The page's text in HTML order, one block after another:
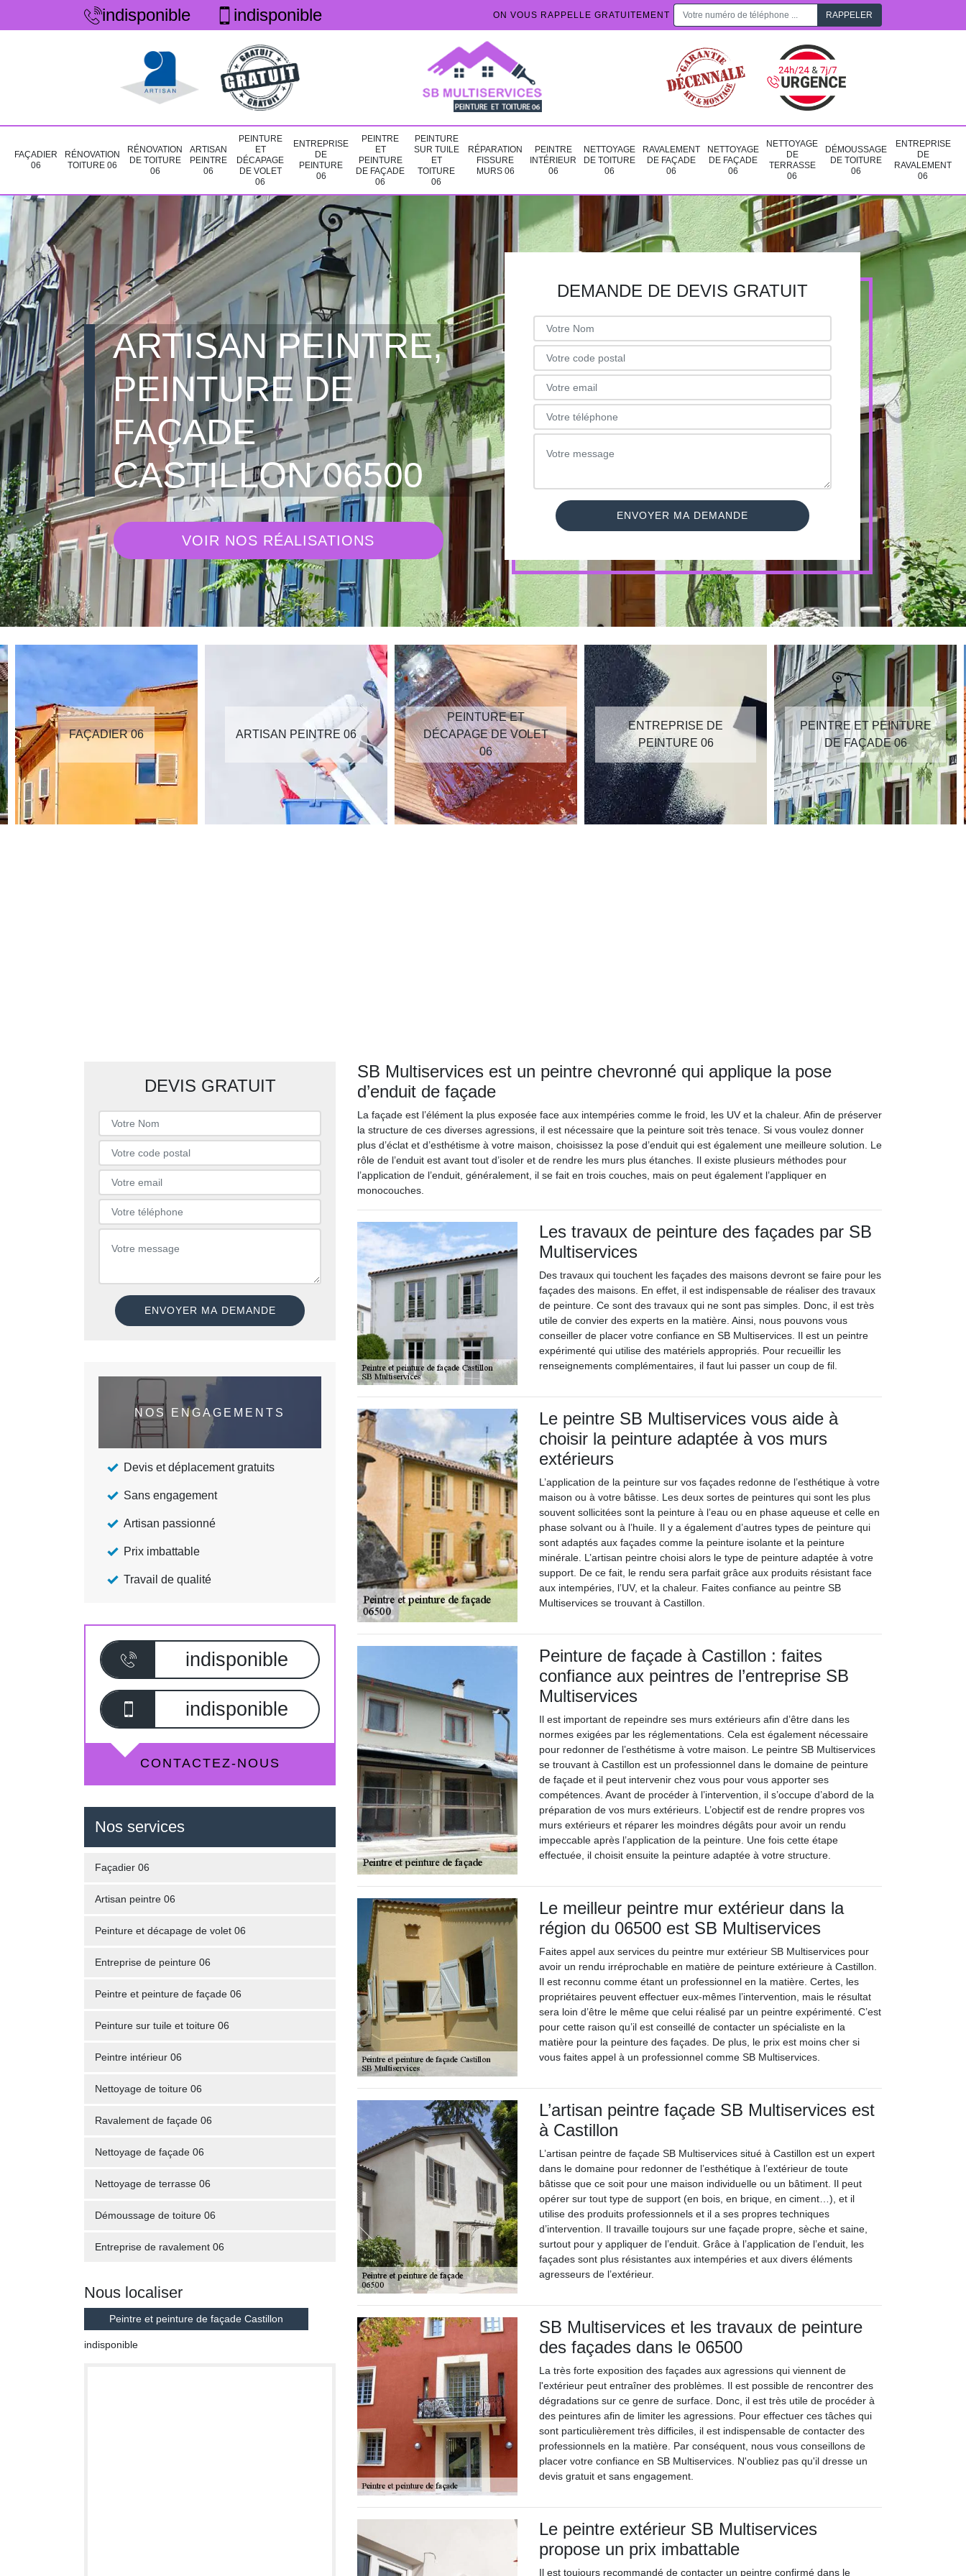
indisponible indisponible ON VOUS RAPPELLE GRATUITEMENT
FAÇADIER
06
RÉNOVATION
TOITURE 06
RÉNOVATION
DE TOITURE
06
ARTISAN
PEINTRE
06
PEINTURE
ET
DÉCAPAGE
DE VOLET
06
ENTREPRISE
DE
PEINTURE
06
PEINTRE
ET
PEINTURE
DE FAÇADE
06
PEINTURE
SUR TUILE
ET
TOITURE
06
RÉPARATION
FISSURE
MURS 06
PEINTRE
INTÉRIEUR
06
NETTOYAGE
DE TOITURE
06
RAVALEMENT
DE FAÇADE
06
NETTOYAGE
DE FAÇADE
06
NETTOYAGE
DE
TERRASSE
06
DÉMOUSSAGE
DE TOITURE
06
ENTREPRISE
DE
RAVALEMENT
06
ARTISAN PEINTRE,
PEINTURE DE
FAÇADE
CASTILLON 06500
VOIR NOS RÉALISATIONS
DEMANDE DE DEVIS GRATUIT
FAÇADIER 06 ARTISAN PEINTRE 06
PEINTURE ET
DÉCAPAGE DE VOLET
06
ENTREPRISE DE
PEINTURE 06
PEINTRE ET PEINTURE
DE FAÇADE 06
DEVIS GRATUIT
NOS ENGAGEMENTS
Devis et déplacement gratuits
Sans engagement
Artisan passionné
Prix imbattable
Travail de qualité
indisponible
indisponible
CONTACTEZ-NOUS
Nos services
Façadier 06
Artisan peintre 06
Peinture et décapage de volet 06
Entreprise de peinture 06
Peintre et peinture de façade 06
Peinture sur tuile et toiture 06
Peintre intérieur 06
Nettoyage de toiture 06
Ravalement de façade 06
Nettoyage de façade 06
Nettoyage de terrasse 06
Démoussage de toiture 06
Entreprise de ravalement 06
Nous localiser
Peintre et peinture de façade Castillon
indisponible
SB Multiservices est un peintre chevronné qui applique la pose
d’enduit de façade
La façade est l’élément la plus exposée face aux intempéries comme le froid, les UV et la chaleur. Afin de préserver
la structure de ces diverses agressions, il est nécessaire que la peinture soit très tenace. Si vous voulez donner
plus d’éclat et d’esthétisme à votre maison, choisissez la pose d’enduit qui est également une meilleure solution. Le
rôle de l’enduit est avant tout d’isoler et de rendre les murs plus étanches. Il existe plusieurs méthodes pour
l’application de l’enduit, généralement, il se fait en trois couches, mais on peut également l’appliquer en
monocouches.
Les travaux de peinture des façades par SB
Multiservices
Des travaux qui touchent les façades des maisons devront se faire pour les
façades des maisons. En effet, il est indispensable de réaliser des travaux
de peinture. Ce sont des travaux qui ne sont pas simples. Donc, il est très
utile de convier des experts en la matière. Ainsi, nous pouvons vous
conseiller de placer votre confiance en SB Multiservices. Il est un peintre
expérimenté qui utilise des matériels appropriés. Pour recueillir les
renseignements complémentaires, il faut lui passer un coup de fil.
Le peintre SB Multiservices vous aide à
choisir la peinture adaptée à vos murs
extérieurs
L’application de la peinture sur vos façades redonne de l’esthétique à votre
maison ou à votre bâtisse. Les deux sortes de peintures qui sont les plus
souvent sollicitées sont la peinture à l’eau ou en phase aqueuse et celle en
phase solvant ou à l’huile. Il y a également d’autres types de peinture qui
sont adaptés aux façades comme la peinture isolante et la peinture
minérale. L’artisan peintre choisi alors le type de peinture adaptée à votre
support. De ce fait, le rendu sera parfait grâce aux produits résistant face
aux intempéries, l’UV, et la chaleur. Faites confiance au peintre SB
Multiservices se trouvant à Castillon.
Peinture de façade à Castillon : faites
confiance aux peintres de l’entreprise SB
Multiservices
Il est important de repeindre ses murs extérieurs afin d’être dans les
normes exigées par les réglementations. Cela est également nécessaire
pour redonner de l’esthétisme à votre maison. Le peintre SB Multiservices
se trouvant à Castillon est un professionnel dans le domaine de peinture
de façade et il peut intervenir chez vous pour vous apporter ses
compétences. Avant de procéder à l’intervention, il s’occupe d’abord de la
préparation de vos murs extérieurs. L’objectif est de rendre propres vos
murs extérieurs et réparer les moindres dégâts pour avoir un rendu
impeccable après l’application de la peinture. Une fois cette étape
effectuée, il choisit ensuite la peinture adaptée à votre structure.
Le meilleur peintre mur extérieur dans la
région du 06500 est SB Multiservices
Faites appel aux services du peintre mur extérieur SB Multiservices pour
avoir un rendu irréprochable en matière de peinture extérieure à Castillon.
Il est reconnu comme étant un professionnel en la matière. Certes, les
propriétaires peuvent effectuer eux-mêmes l’intervention, mais le résultat
sera loin d’être le même que celui réalisé par un peintre expérimenté. C’est
pour cette raison qu’il est conseillé de contacter un spécialiste en la
matière pour la peinture des façades. De plus, le prix est moins cher si
vous faites appel à un professionnel comme SB Multiservices.
L’artisan peintre façade SB Multiservices est
à Castillon
L’artisan peintre de façade SB Multiservices situé à Castillon est un expert
dans le domaine pour redonner de l’esthétique à l’extérieur de toute
bâtisse que ce soit pour une maison individuelle ou un bâtiment. Il peut
opérer sur tout type de support (en bois, en brique, en ciment…), et il
utilise des produits professionnels et il a ses propres techniques
d’intervention. Il travaille toujours sur une façade propre, sèche et saine,
surtout pour y appliquer de l’enduit. Grâce à l’application de l’enduit, les
façades sont plus résistantes aux intempéries et aux divers éléments
agresseurs de l’extérieur.
SB Multiservices et les travaux de peinture
des façades dans le 06500
La très forte exposition des façades aux agressions qui viennent de
l'extérieur peut entraîner des problèmes. Il est possible de rencontrer des
dégradations sur ce genre de surface. Donc, il est très utile de procéder à
des peintures afin de limiter les agressions. Pour effectuer ces tâches qui
sont particulièrement très difficiles, il est indispensable de contacter des
professionnels en la matière. Par conséquent, nous vous conseillons de
placer votre confiance en SB Multiservices. N'oubliez pas qu'il dresse un
devis gratuit et sans engagement.
Le peintre extérieur SB Multiservices
propose un prix imbattable
Il est toujours recommandé de contacter un peintre confirmé dans le